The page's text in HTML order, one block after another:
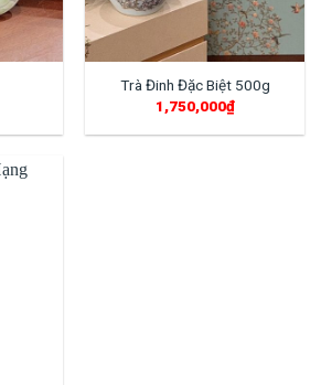
Trà Đinh Đặc Biệt 500g
1,750,000₫